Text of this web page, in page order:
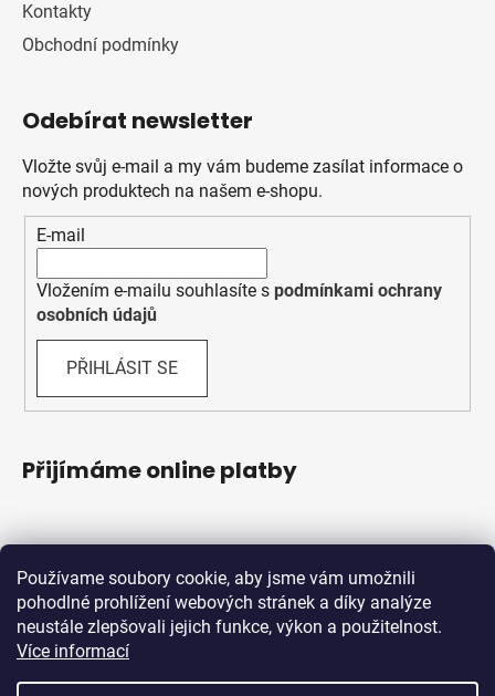
Používame soubory cookie, aby jsme vám umožnili
pohodlné prohlížení webových stránek a díky analýze
neustále zlepšovali jejich funkce, výkon a použitelnost.
Více informací
Kontakty
Obchodní podmínky
Odebírat newsletter
Vložte svůj e-mail a my vám budeme zasílat informace o
nových produktech na našem e-shopu.
E-mail
Vložením e-mailu souhlasíte s podmínkami ochrany
osobních údajů
PŘIHLÁSIT SE
Přijímáme online platby